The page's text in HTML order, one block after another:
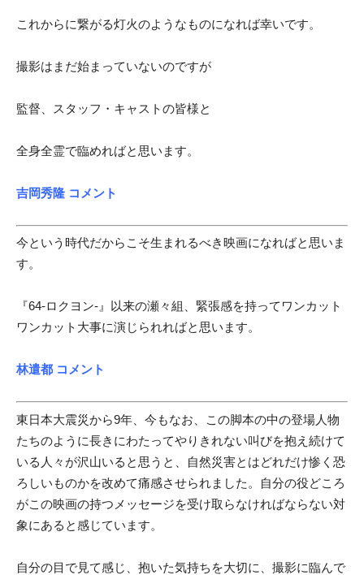
これからに繋がる灯火のようなものになれば幸いです。
撮影はまだ始まっていないのですが
監督、スタッフ・キャストの皆様と
全身全霊で臨めればと思います。
吉岡秀隆 コメント
今という時代だからこそ生まれるべき映画になればと思いま
す。
『64-ロクヨン-』以来の瀬々組、緊張感を持ってワンカット
ワンカット大事に演じられればと思います。
林遣都 コメント
東日本大震災から9年、今もなお、この脚本の中の登場人物
たちのように長きにわたってやりきれない叫びを抱え続けて
いる人々が沢山いると思うと、自然災害とはどれだけ惨く恐
ろしいものかを改めて痛感させられました。自分の役どころ
がこの映画の持つメッセージを受け取らなければならない対
象にあると感じています。
自分の目で見て感じ、抱いた気持ちを大切に、撮影に臨んで